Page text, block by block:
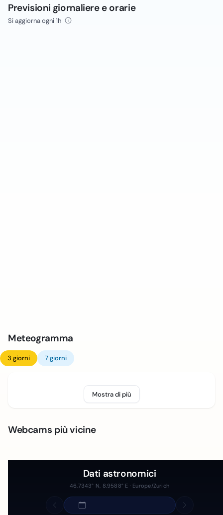
Previsioni giornaliere e orarie
Si aggiorna ogni 1h
Meteogramma
3 giorni 7 giorni
Mostra di più
Webcams più vicine
Dati astronomici
46.7343° N, 8.9588° E · Europe/Zurich